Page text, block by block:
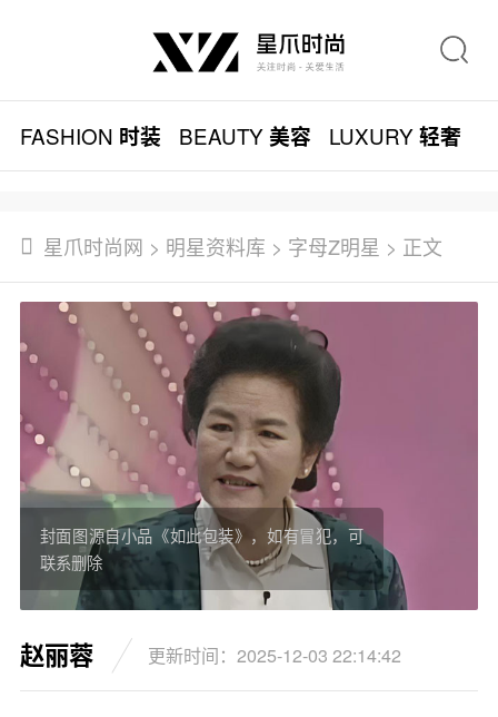
FASHION 时装 BEAUTY美容 LUXURY轻奢
星爪时尚网 > 明星资料库 > 字母Z明星 > 正文
封面图源自小品《如此包装》，如有冒犯，可
联系删除
赵丽蓉 更新时间：2025-12-03 22:14:42